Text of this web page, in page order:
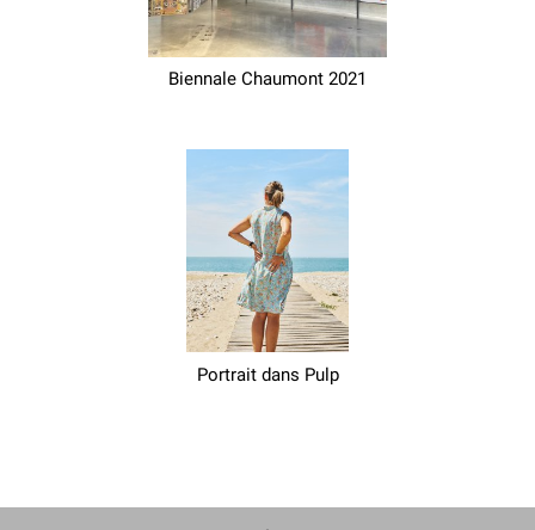
Biennale Chaumont 2021
Portrait dans Pulp